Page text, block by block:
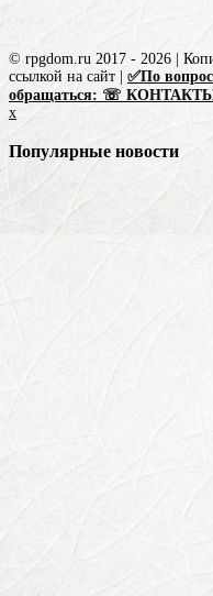
© rpgdom.ru 2017 - 2026 |
ссылкой на сайт | ✅По
обращаться: ☏
x
Популярные новости